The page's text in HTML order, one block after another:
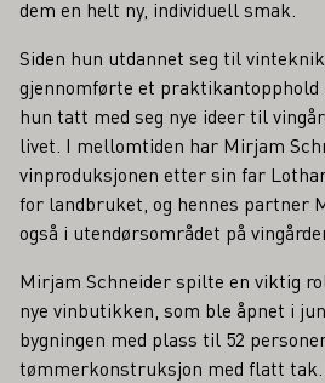
dem en helt ny, individuell smak.
Siden hun utdannet seg til
gjennomførte et praktikantopphold
hun tatt med seg nye ideer til
livet. I mellomtiden har Mirjam
vinproduksjonen etter sin far
for landbruket, og hennes partner
også i utendørsområdet på
Mirjam Schneider spilte en viktig
nye vinbutikken, som ble åpnet i
bygningen med plass til 52
tømmerkonstruksjon med flatt